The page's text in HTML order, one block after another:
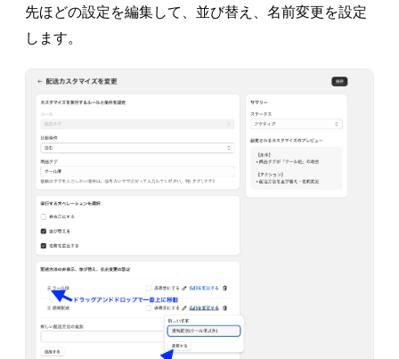
先ほどの設定を編集して、並び替え、名前変更を設定
します。